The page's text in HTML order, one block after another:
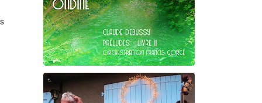
Claude Debussy